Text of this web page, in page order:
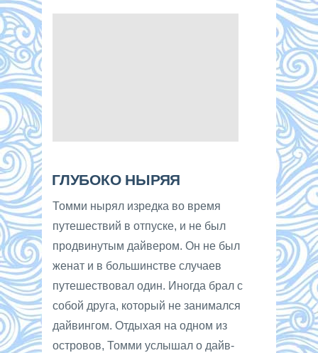
ГЛУБОКО НЫРЯЯ
Томми нырял изредка во время
путешествий в отпуске, и не был
продвинутым дайвером. Он не был
женат и в большинстве случаев
путешествовал один. Иногда брал с
собой друга, который не занимался
дайвингом. Отдыхая на одном из
островов, Томми услышал о дайв-